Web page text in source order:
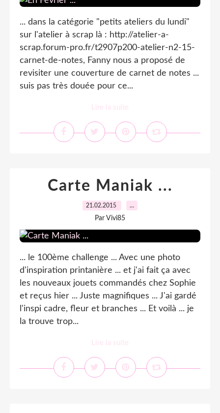
... dans la catégorie "petits ateliers du lundi"
sur l'atelier à scrap là : http://atelier-a-
scrap.forum-pro.fr/t2907p200-atelier-n2-15-
carnet-de-notes, Fanny nous a proposé de
revisiter une couverture de carnet de notes ...
suis pas très douée pour ce...
Lire la suite
Carte Maniak ...
21.02.2015 …
Par Vivi85
... le 100ème challenge ... Avec une photo
d'inspiration printanière ... et j'ai fait ça avec
les nouveaux jouets commandés chez Sophie
et reçus hier ... Juste magnifiques ... J'ai gardé
l'inspi cadre, fleur et branches ... Et voilà ... je
la trouve trop...
Lire la suite